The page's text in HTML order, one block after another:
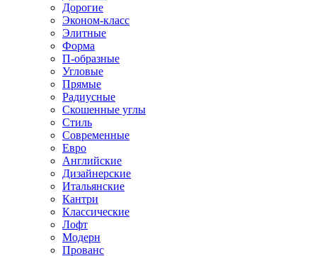
Дорогие
Эконом-класс
Элитные
Форма
П-образные
Угловые
Прямые
Радиусные
Скошенные углы
Стиль
Современные
Евро
Английские
Дизайнерские
Итальянские
Кантри
Классические
Лофт
Модерн
Прованс